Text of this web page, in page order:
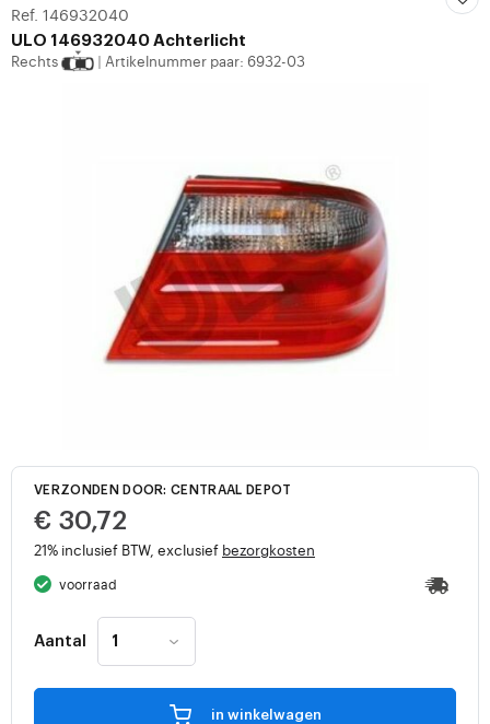
Ref. 146932040
ULO 146932040 Achterlicht
Rechts Artikelnummer paar: 6932-03
VERZONDEN DOOR: CENTRAAL DEPOT
€ 30,72
21% inclusief BTW, exclusief bezorgkosten
voorraad
Aantal
in winkelwagen